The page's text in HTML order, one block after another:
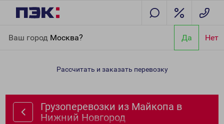
Ваш город Москва? Да Нет
Новгород
Рассчитать и заказать перевозку
Грузоперевозки из Майкопа в
Нижний Новгород